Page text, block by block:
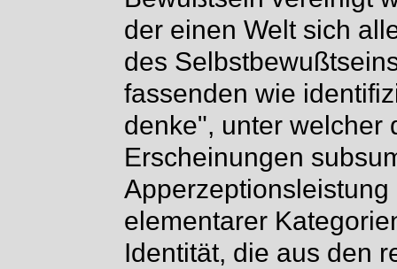
der einen Welt sich
des
fassenden wie
denke", unter welcher
Erscheinungen
elementarer
Identität, die aus den